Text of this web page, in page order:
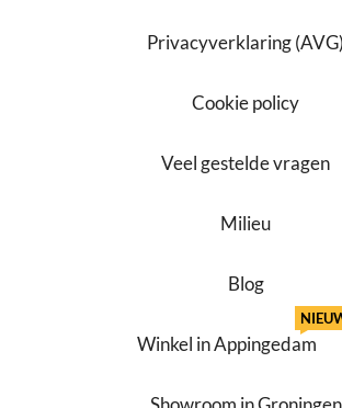
Privacyverklaring (AVG)
Cookie policy
Veel gestelde vragen
Milieu
Blog
Winkel in Appingedam